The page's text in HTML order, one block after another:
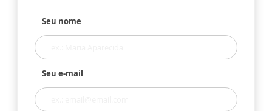
Seu nome
Seu e-mail